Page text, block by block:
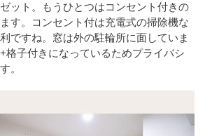
ット。もうひとつはコンセント付きの
す。コンセント付は充電式の掃除機な
ですね。窓は外の駐輪所に面していま
格子付きになっているためプライバシ
。